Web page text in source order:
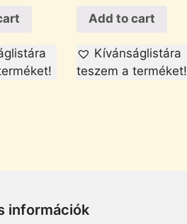
Add to cart
Kívánságlistára
teszem a terméket!
információk